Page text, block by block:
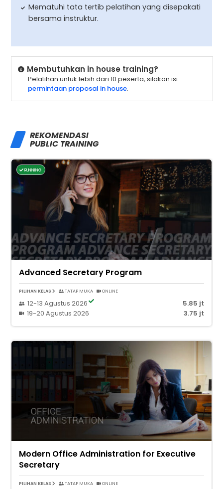
Mematuhi tata tertib pelatihan yang disepakati
bersama instruktur.
Membutuhkan in house training?
Pelatihan untuk lebih dari 10 peserta, silakan isi
permintaan proposal in house.
REKOMENDASI
PUBLIC TRAINING
RUNNING
Advanced Secretary Program
PILIHAN KELAS TATAP MUKA ONLINE
12-13 Agustus 2026
5.85 jt
19-20 Agustus 2026
3.75 jt
Modern Office Administration for Executive
Secretary
PILIHAN KELAS TATAP MUKA ONLINE